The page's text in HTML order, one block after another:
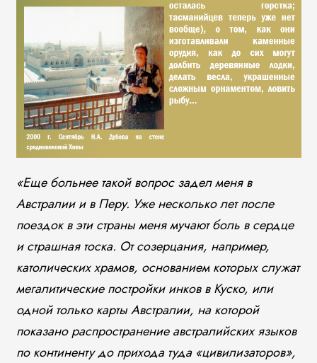
«Еще больнее такой вопрос задел меня в
Австралии и в Перу. Уже несколько лет после
поездок в эти страны меня мучают боль в сердце
и страшная тоска. От созерцания, например,
католических храмов, основанием которых служат
мегалитические постройки инков в Куско, или
одной только карты Австралии, на которой
показано распространение австралийских языков
по континенту до прихода туда «цивилизаторов»,